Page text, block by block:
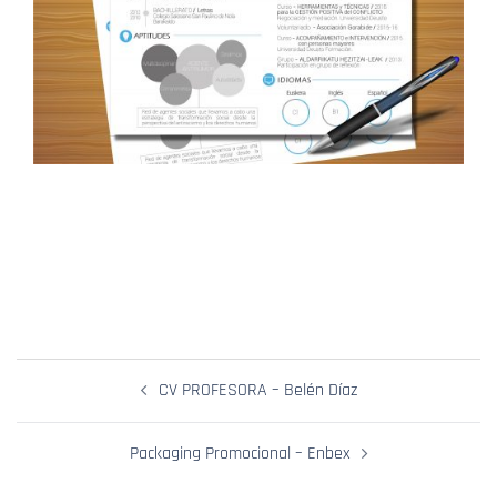
CV PROFESORA – Belén Díaz
Packaging Promocional – Enbex